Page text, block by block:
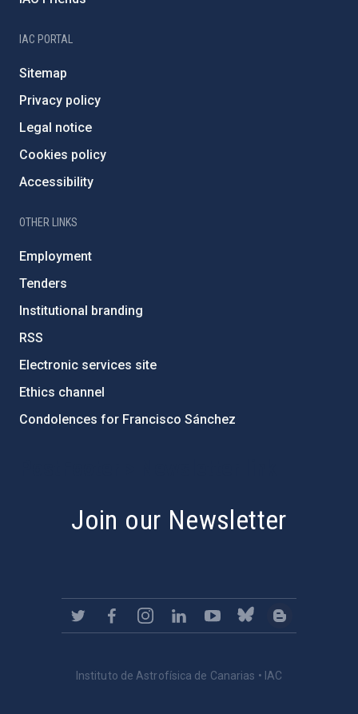
IAC PORTAL
Sitemap
Privacy policy
Legal notice
Cookies policy
Accessibility
OTHER LINKS
Employment
Tenders
Institutional branding
RSS
Electronic services site
Ethics channel
Condolences for Francisco Sánchez
Join our Newsletter
Instituto de Astrofísica de Canarias • IAC